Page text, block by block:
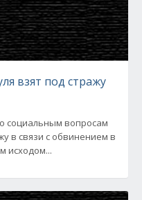
взят под стражу
социальным вопросам
в связи с обвинением в
исходом...